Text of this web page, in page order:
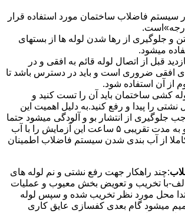
سیستم فاضلاب ساختمان مورد استفاده قرار
و جلوگیری از رها شدن لوله ها از بستهای
میشود.
قبل از اتصال لوله قائم به افقی و در
های افقی ضروری است و باید در دسترس باشد تا
از آن استفاده شود.
کشی ساختمان باید آن را تست کنید و
را پیدا و رفع کنید.به دلیل اهمیت این
جلوگیری از انتشار بو و آلودگی میشود حتما
در چند نوبت و به مدت تقریبی ۵ ساعت این آزمایش را با آب
کاملا از آب بندی شدن سیستم فاضلاب اطمینان
:چند راهکار جهت رفع نشتی و نم لوله های
با تخریب و تعویض بخش معیوب و عملیات
محل مورد نظر تخریب شده و سپس لوله
میشود گام بعدی کفسازی عایق کاری